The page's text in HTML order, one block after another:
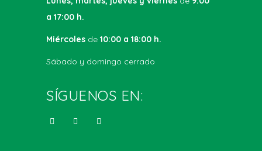
a 17:00 h.
Miércoles de 10:00 a 18:00 h.
Sábado y domingo cerrado
SÍGUENOS EN: